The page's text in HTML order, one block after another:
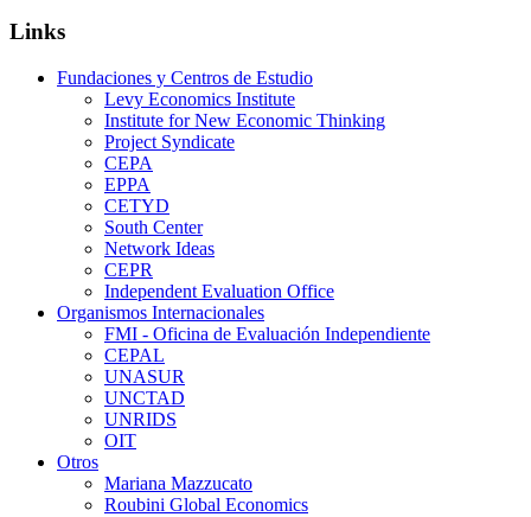
Links
Fundaciones y Centros de Estudio
Levy Economics Institute
Institute for New Economic Thinking
Project Syndicate
CEPA
EPPA
CETYD
South Center
Network Ideas
CEPR
Independent Evaluation Office
Organismos Internacionales
FMI - Oficina de Evaluación Independiente
CEPAL
UNASUR
UNCTAD
UNRIDS
OIT
Otros
Mariana Mazzucato
Roubini Global Economics